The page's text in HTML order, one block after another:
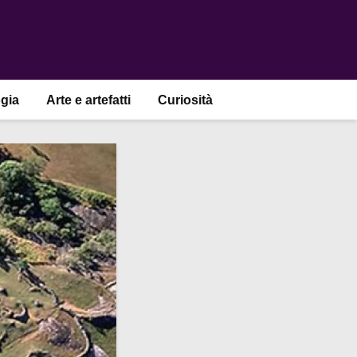
Arte e artefatti Curiosità